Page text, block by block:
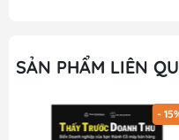
SẢN PHẨM LIÊN
-